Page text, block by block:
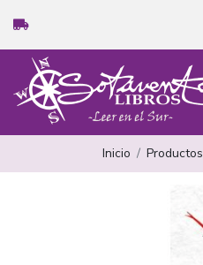
Inicio Productos